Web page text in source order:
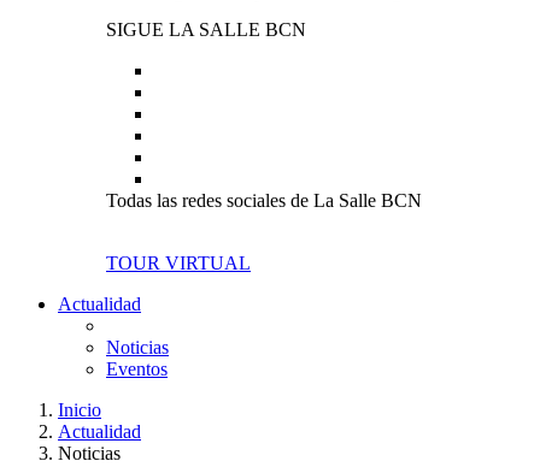
SIGUE LA SALLE BCN
Todas las redes sociales de La Salle BCN
TOUR VIRTUAL
Actualidad
Noticias
Eventos
Inicio
Actualidad
Noticias